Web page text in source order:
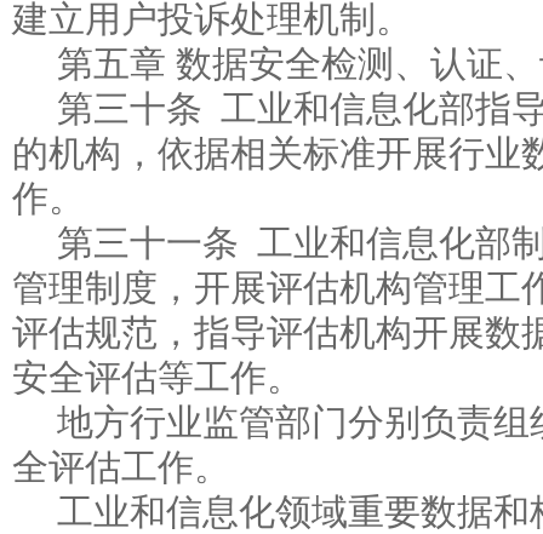
建立用户投诉处理机制。
第五章 数据安全检测、认证
第三十条 工业和信息化部指
的机构，依据相关标准开展行业
作。
第三十一条 工业和信息化部
管理制度，开展评估机构管理工
评估规范，指导评估机构开展数
安全评估等工作。
地方行业监管部门分别负责
全评估工作。
工业和信息化领域重要数据